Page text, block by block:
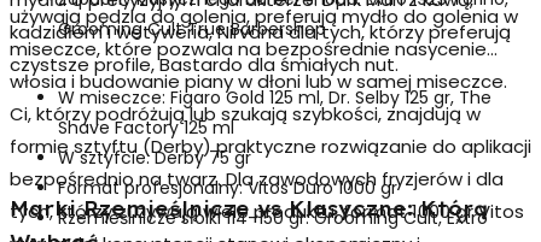
kadzidłem i wetyweria, Nirvana dla tych, którzy preferują
czystsze profile, Bastardo dla śmiałych nut.
Grooming Cult True Barbershop
używają pędzla do golenia, preferująmydło do golenia w
miseczce, które pozwala na bezpośrednie nasycenie
włosia i budowanie piany w dłoni lub w samej miseczce.
Ci, którzy podróżują lub szukają szybkości, znajdują w
formie sztyftu (Derby) praktyczne rozwiązanie do aplikacji
bezpośrednio na twarz. Dla zawodowych fryzjerów i dla
tych, którzy zużywają wiele produktu, format 1000 gr Vitos
W miseczce: Figaro Gold 125 ml, Dr. Selby 125 gr, The
Shave Factory 125 ml
W sztyfcie: Derby 75 gr
Format profesjonalny: Vitos Duro 1000 gr
Rzemieślnicze słoiki 114–150 gr: Grooming Cult, Extrò
Marki Rzemieślnicze vs Klasyczne: Którą